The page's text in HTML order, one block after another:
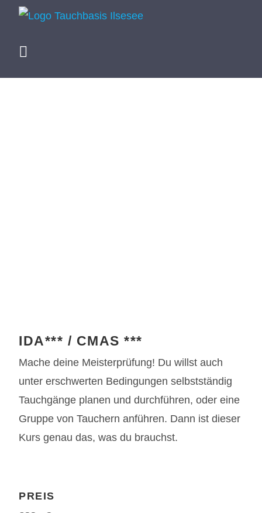
IDA*** / CMAS ***
Mache deine Meisterprüfung! Du willst auch
unter erschwerten Bedingungen selbstständig
Tauchgänge planen und durchführen, oder eine
Gruppe von Tauchern anführen. Dann ist dieser
Kurs genau das, was du brauchst.
PREIS